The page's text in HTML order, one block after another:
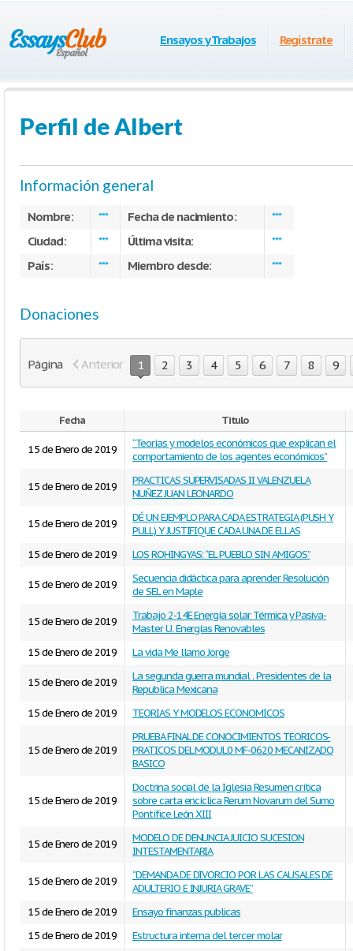
Ensayos y Trabajos Regístrate
Perfil de Albert
Información general
Nombre: *** Fecha de nacimiento: ***
Ciudad: *** Última visita: ***
País: *** Miembro desde: ***
Donaciones
Página Anterior 1 2 3 4 5 6 7 8 9
Fecha Titulo
15 de Enero de 2019
“Teorías y modelos económicos que explican el
comportamiento de los agentes económicos”
15 de Enero de 2019
PRACTICAS SUPERVISADAS II VALENZUELA
NUÑEZ JUAN LEONARDO
15 de Enero de 2019
DÉ UN EJEMPLO PARA CADA ESTRATEGIA (PUSH Y
PULL) Y JUSTIFIQUE CADA UNA DE ELLAS
15 de Enero de 2019
LOS ROHINGYAS: “EL PUEBLO SIN AMIGOS”
15 de Enero de 2019
Secuencia didáctica para aprender Resolución
de SEL en Maple
15 de Enero de 2019
Trabajo 2-14E Energía solar Térmica y Pasiva-
Master U. Energías Renovables
15 de Enero de 2019
La vida Me llamo Jorge
15 de Enero de 2019
La segunda guerra mundial . Presidentes de la
Republica Mexicana
15 de Enero de 2019
TEORIAS Y MODELOS ECONOMICOS
15 de Enero de 2019
PRUEBA FINAL DE CONOCIMIENTOS TEORICOS-
PRATICOS DEL MODUL0 MF-0620 MECANIZADO
BASICO
15 de Enero de 2019
Doctrina social de la Iglesia Resumen crítica
sobre carta encíclica Rerum Novarum del Sumo
Pontífice León XIII
15 de Enero de 2019
MODELO DE DENUNCIA JUICIO SUCESION
INTESTAMENTARIA
15 de Enero de 2019
“DEMANDA DE DIVORCIO POR LAS CAUSALES DE
ADULTERIO E INJURIA GRAVE”
15 de Enero de 2019
Ensayo finanzas publicas
15 de Enero de 2019
Estructura interna del tercer molar